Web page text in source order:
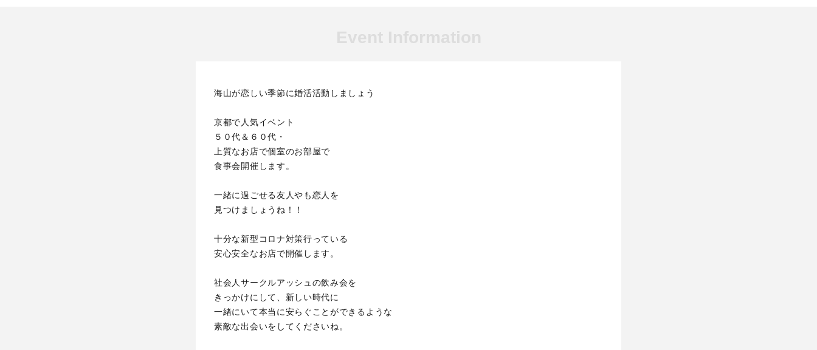
海山が恋しい季節に婚活活動しましょう
京都で人気イベント
５０代＆６０代・
上質なお店で個室のお部屋で
食事会開催します。
一緒に過ごせる友人やも恋人を
見つけましょうね！！
十分な新型コロナ対策行っている
安心安全なお店で開催します。
社会人サークルアッシュの飲み会を
きっかけにして、新しい時代に
一緒にいて本当に安らぐことができるような
素敵な出会いをしてくださいね。